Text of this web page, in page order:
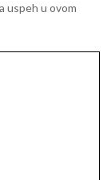
uspeh u ovom